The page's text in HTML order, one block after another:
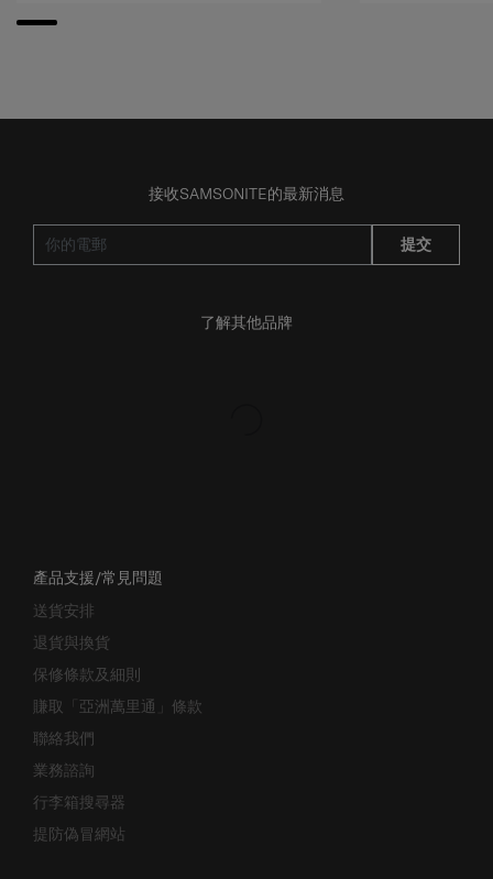
接收SAMSONITE的最新消息
提交
了解其他品牌
產品支援/常見問題
送貨安排
退貨與換貨
保修條款及細則
賺取「亞洲萬里通」條款
聯絡我們
業務諮詢
行李箱搜尋器
提防偽冒網站